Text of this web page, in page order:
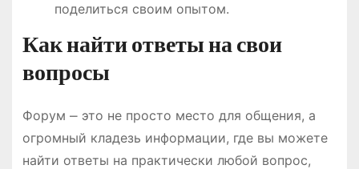
поделиться своим опытом.
Как найти ответы на свои
вопросы
Форум ⎼ это не просто место для общения, а
огромный кладезь информации, где вы можете
найти ответы на практически любой вопрос,